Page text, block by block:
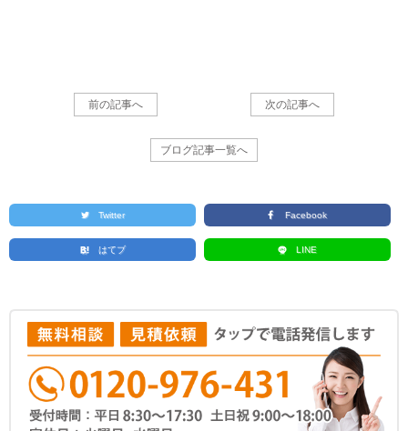
ブログ記事一覧へ
前の記事へ 次の記事へ
Twitter Facebook
はてブ LINE